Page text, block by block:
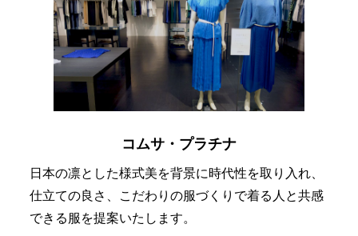
コムサ・プラチナ
日本の凛とした様式美を背景に時代性を取り入れ、
仕立ての良さ、こだわりの服づくりで着る人と共感
できる服を提案いたします。